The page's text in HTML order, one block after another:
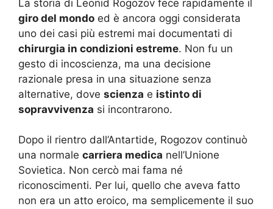
La storia di Leonid Rogozov fece rapidamente il
giro del mondo ed è ancora oggi considerata
uno dei casi più estremi mai documentati di
chirurgia in condizioni estreme. Non fu un
gesto di incoscienza, ma una decisione
razionale presa in una situazione senza
alternative, dove scienza e istinto di
sopravvivenza si incontrarono.
Dopo il rientro dall’Antartide, Rogozov continuò
una normale carriera medica nell’Unione
Sovietica. Non cercò mai fama né
riconoscimenti. Per lui, quello che aveva fatto
non era un atto eroico, ma semplicemente il suo